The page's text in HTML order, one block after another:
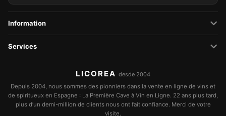
Information
Services
LICOREA desde 2004
Depuis 2004, nous sommes des pionniers dans la vente en ligne de vins et
de spiritueux en Espagne : La Première Cave à Vin en Ligne. 22 ans plus tard,
plus d’un demi-million de clients nous ont fait confiance. Merci de votre
visite.